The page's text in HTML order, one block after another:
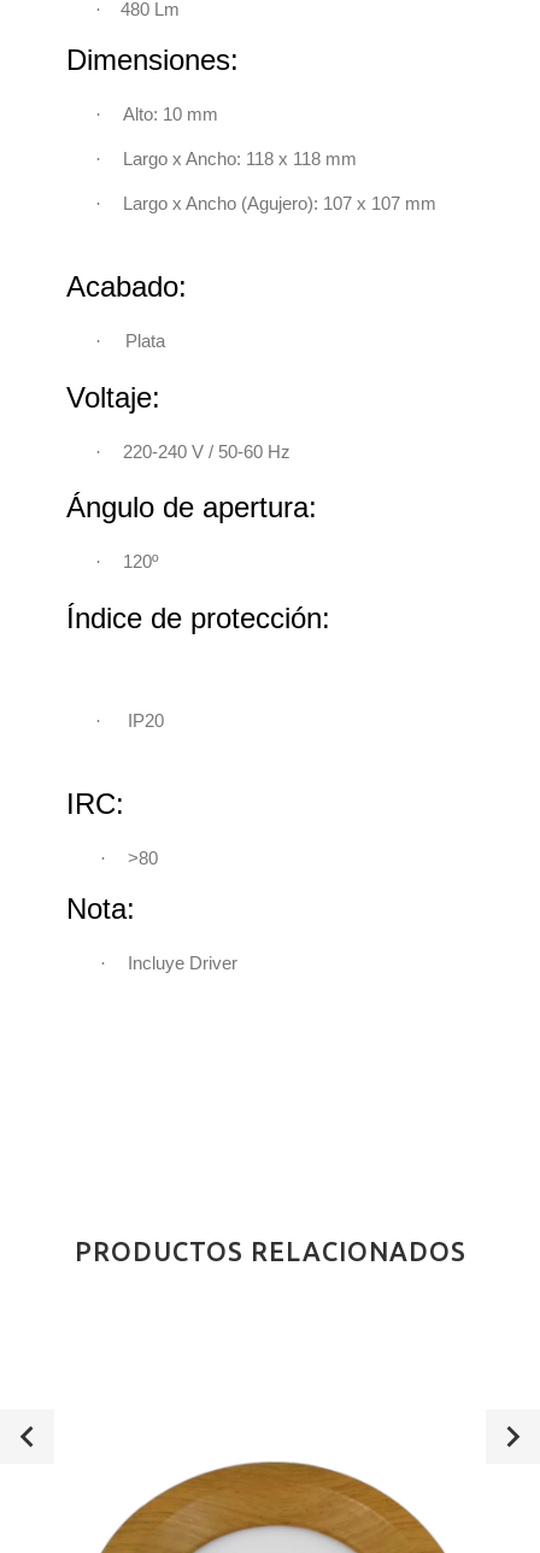
· 480 Lm
Dimensiones:
· Alto: 10 mm
· Largo x Ancho: 118 x 118 mm
· Largo x Ancho (Agujero): 107 x 107 mm
Acabado:
· Plata
Voltaje:
· 220-240 V / 50-60 Hz
Ángulo de apertura:
· 120º
Índice de protección:
· IP20
IRC:
· >80
Nota:
· Incluye Driver
PRODUCTOS RELACIONADOS